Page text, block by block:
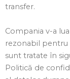
transfer.
Compania v-a
rezonabil pentru
sunt tratate în
Politică de